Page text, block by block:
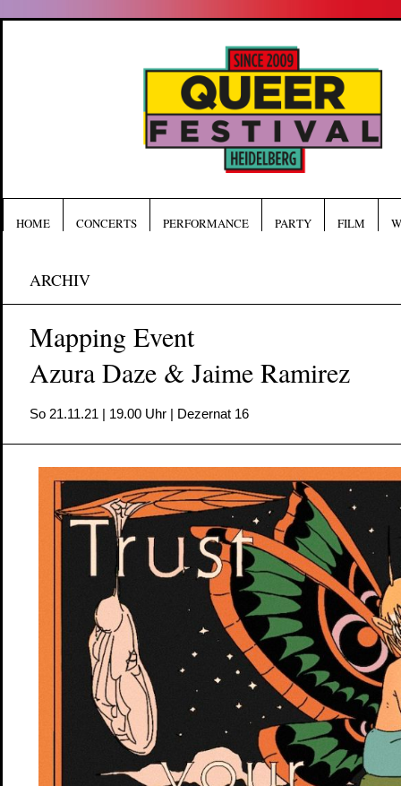
HOME CONCERTS PERFORMANCE PARTY FILM
ARCHIV
Mapping Event
Azura Daze & Jaime Ramirez
So 21.11.21 | 19.00 Uhr | Dezernat 16